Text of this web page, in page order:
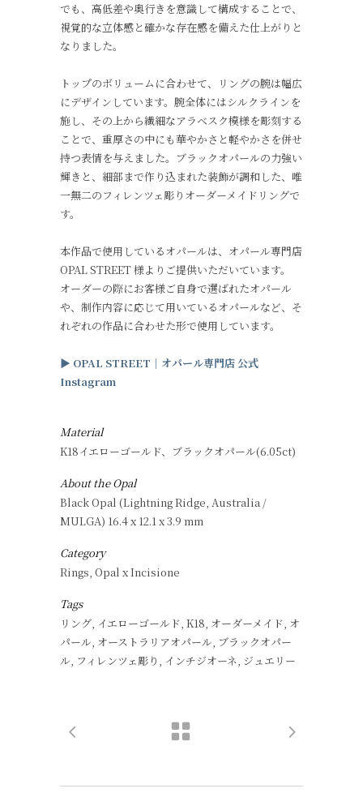
でも、高低差や奥行きを意識して構成することで、
視覚的な立体感と確かな存在感を備えた仕上がりと
なりました。
トップのボリュームに合わせて、リングの腕は幅広
にデザインしています。腕全体にはシルクラインを
施し、その上から繊細なアラベスク模様を彫刻する
ことで、重厚さの中にも華やかさと軽やかさを併せ
持つ表情を与えました。ブラックオパールの力強い
輝きと、細部まで作り込まれた装飾が調和した、唯
一無二のフィレンツェ彫りオーダーメイドリングで
す。
本作品で使用しているオパールは、オパール専門店
OPAL STREET 様よりご提供いただいています。
オーダーの際にお客様ご自身で選ばれたオパール
や、制作内容に応じて用いているオパールなど、そ
れぞれの作品に合わせた形で使用しています。
▶︎ OPAL STREET ｜オパール専門店公式
Instagram
Material
K18イエローゴールド、ブラックオパール(6.05ct)
About the Opal
Black Opal (Lightning Ridge, Australia /
MULGA) 16.4 x 12.1 x 3.9 mm
Category
Rings, Opal x Incisione
Tags
リング, イエローゴールド, K18, オーダーメイド, オ
パール, オーストラリアオパール, ブラックオパー
ル, フィレンツェ彫り, インチジオーネ, ジュエリー